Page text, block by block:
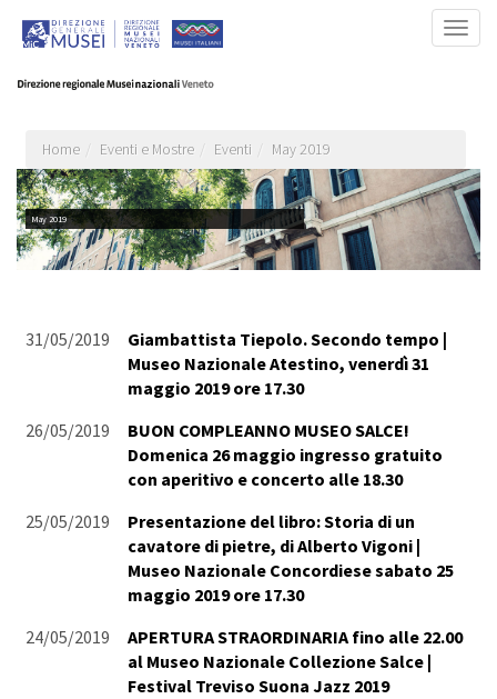
principale
Home Eventi e Mostre Eventi May 2019
May 2019
31/05/2019
Giambattista Tiepolo. Secondo tempo |
Museo Nazionale Atestino, venerdì 31
maggio 2019 ore 17.30
26/05/2019
BUON COMPLEANNO MUSEO SALCE!
Domenica 26 maggio ingresso gratuito
con aperitivo e concerto alle 18.30
25/05/2019
Presentazione del libro: Storia di un
cavatore di pietre, di Alberto Vigoni |
Museo Nazionale Concordiese sabato 25
maggio 2019 ore 17.30
24/05/2019
APERTURA STRAORDINARIA fino alle 22.00
al Museo Nazionale Collezione Salce |
Festival Treviso Suona Jazz 2019